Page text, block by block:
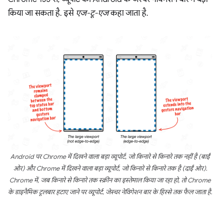
किया जा सकता है. इसे एज-टू-एजकहा जाता है.
Android पर Chrome में दिखने वाला बड़ा व्यूपोर्ट, जो किनारे से किनारे तक नहीं है (बाईं
ओर) और Chrome में दिखने वाला बड़ा व्यूपोर्ट, जो किनारे से किनारे तक है (दाईं ओर).
Chrome में, जब किनारे से किनारे तक स्क्रीन का इस्तेमाल किया जा रहा हो, तो Chrome
के डाइनैमिक टूलबार हटाए जाने पर व्यूपोर्ट, जेस्चर नेविगेशन बार के हिस्से तक फैल जाता है.